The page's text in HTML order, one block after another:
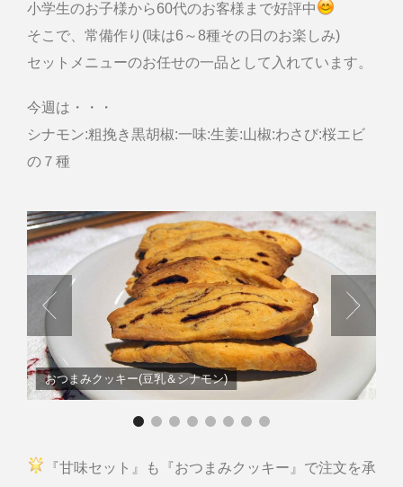
小学生のお子様から60代のお客様まで好評中
そこで、常備作り(味は6～8種その日のお楽しみ)
セットメニューのお任せの一品として入れています。
今週は・・・
シナモン:粗挽き黒胡椒:一味:生姜:山椒:わさび:桜エビ
の７種
おつまみクッキー(豆乳＆シナモン)
『甘味セット』も『おつまみクッキー』で注文を承